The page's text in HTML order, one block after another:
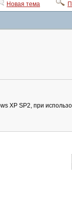
Новая тема
XP SP2, при